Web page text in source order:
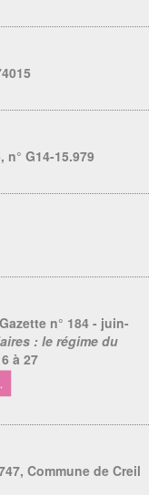
G14-15.979
n° 184 - juin-
: le régime du
à 27
Commune de Creil